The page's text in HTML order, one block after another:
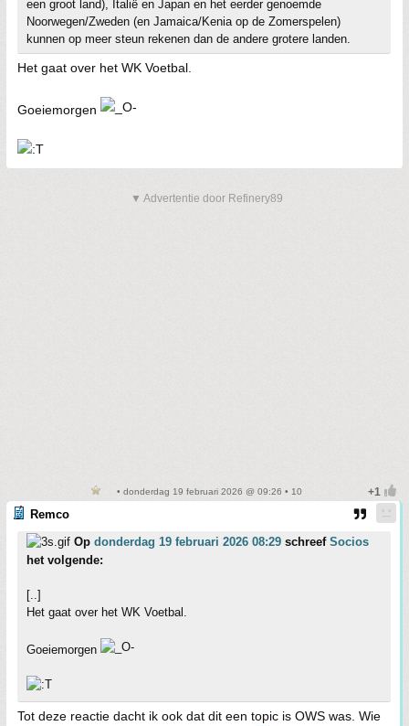
een groot land), Italië en Japan en het eerder genoemde
Noorwegen/Zweden (en Jamaica/Kenia op de Zomerspelen)
kunnen op meer steun rekenen dan de andere grotere landen.
Het gaat over het WK Voetbal.
Goeiemorgen
▼ Advertentie door Refinery89
• donderdag 19 februari 2026 @ 09:26 • 10
Remco
Op donderdag 19 februari 2026 08:29 schreef Socios
het volgende:
[..]
Het gaat over het WK Voetbal.
Goeiemorgen
Tot deze reactie dacht ik ook dat dit een topic is OWS was. Wie